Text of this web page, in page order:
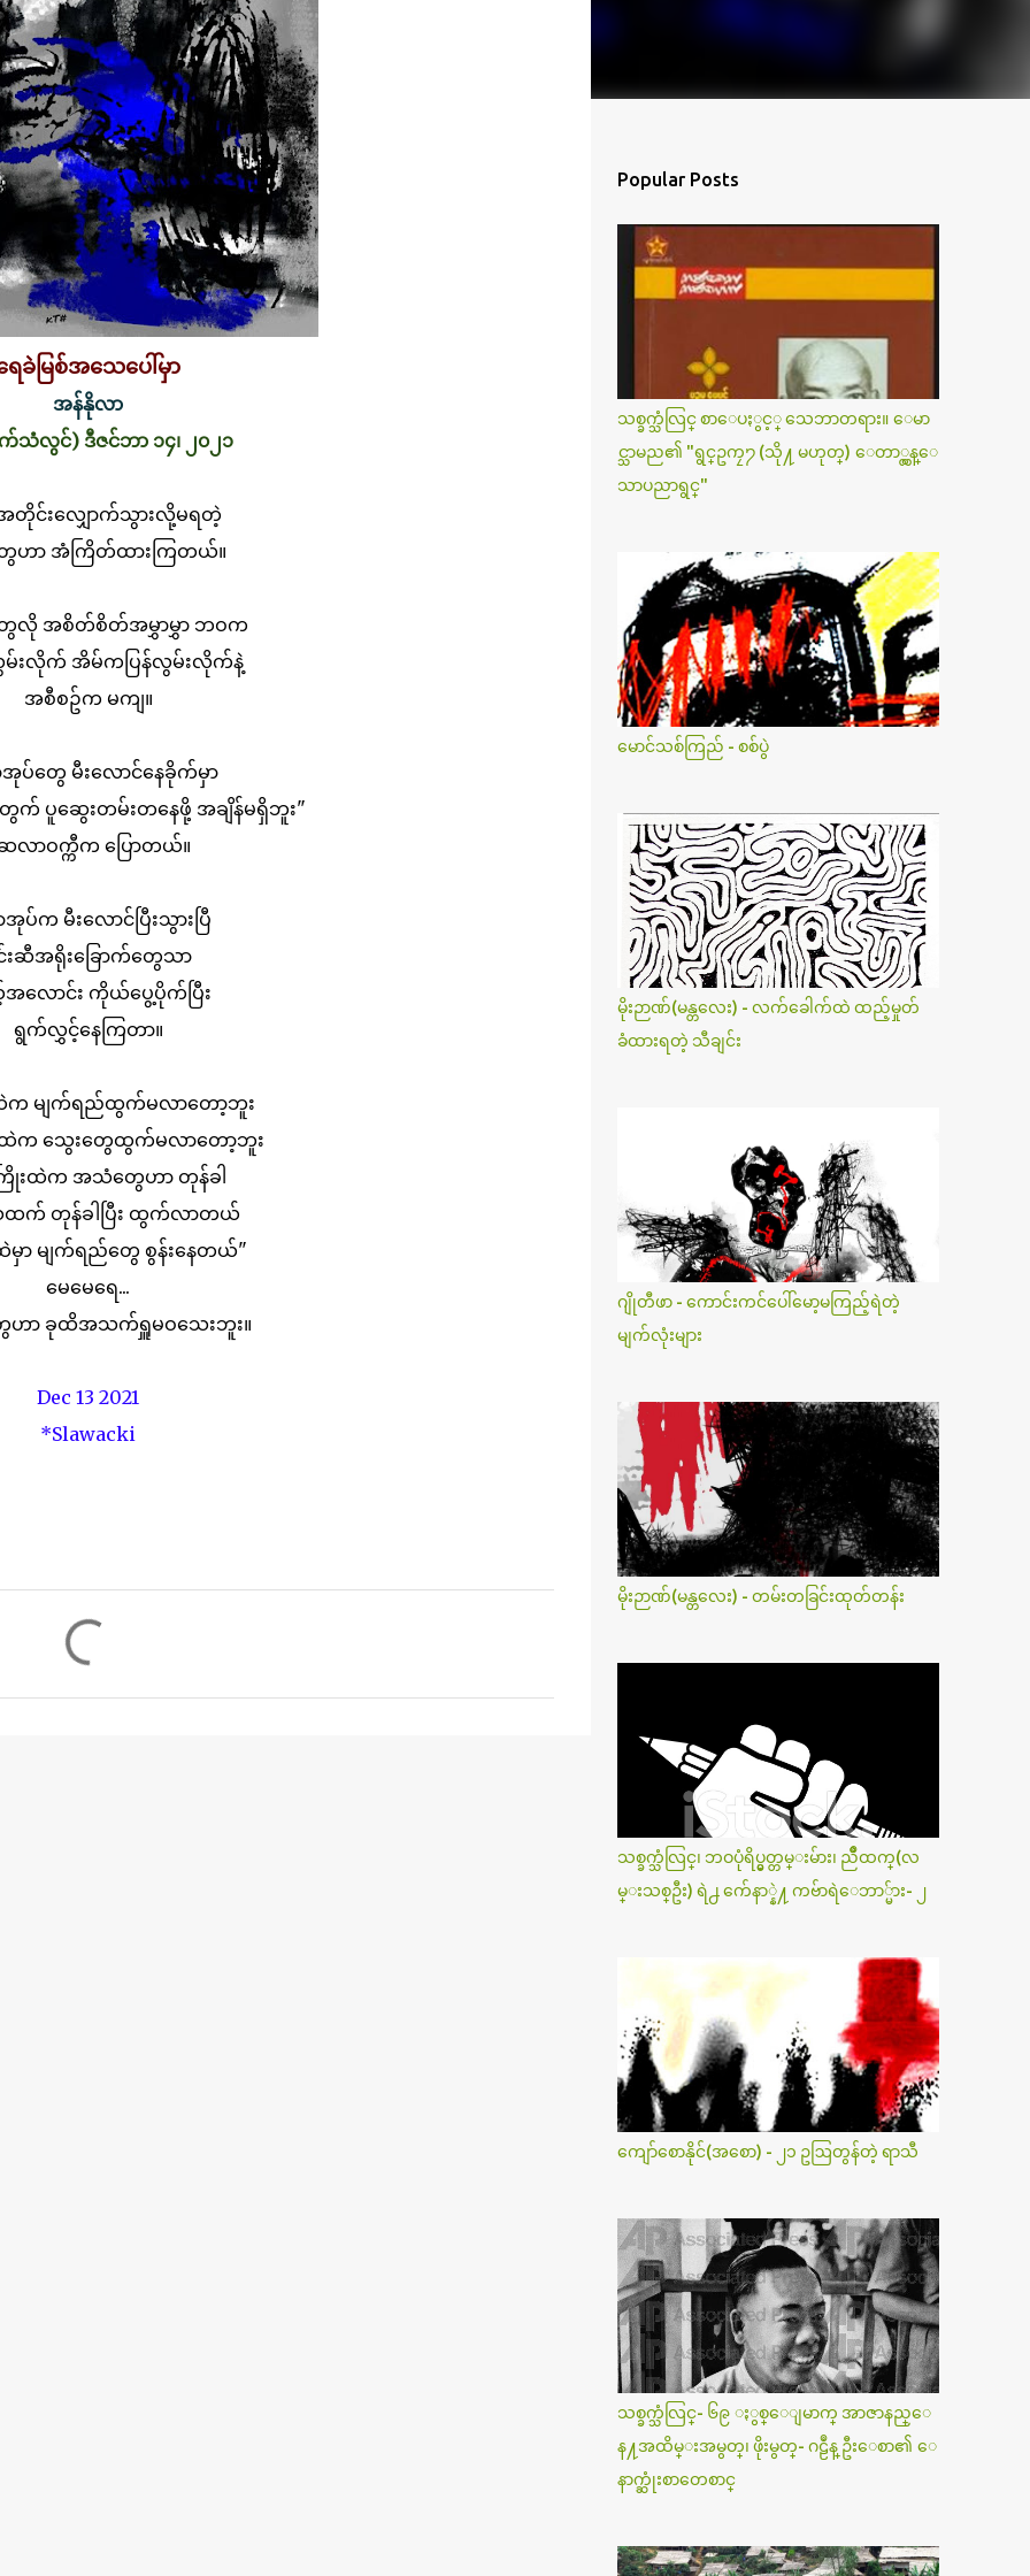
ေခဲမြစ်အသေပေါ်မှာ
အန်နိုလာ
သံလွင်) ဒီဇင်ဘာ ၁၄၊ ၂၀၂၁
တိုင်းလျှောက်သွားလို့မရတဲ့
ေဟာ အံကြိတ်ထားကြတယ်။
ေလို အစိတ်စိတ်အမွှာမွှာ ဘဝက
းလိုက် အိမ်ကပြန်လွမ်းလိုက်နဲ့
အစီစဥ်က မကျ။
ပ်တွေ မီးလောင်နေခိုက်မှာ
တွက် ပူဆွေးတမ်းတနေဖို့ အချိန်မရှိဘူး"
လာဝက္ကီက ပြောတယ်။
ပ်က မီးလောင်ပြီးသွားပြီ
းဆီအရိုးခြောက်တွေသာ
လောင်း ကိုယ်ပွေ့ပိုက်ပြီး
ရွက်လွှင့်နေကြတာ။
က မျက်ရည်ထွက်မလာတော့ဘူး
ထဲက သွေးတွေထွက်မလာတော့ဘူး
းထဲက အသံတွေဟာ တုန်ခါ
ထက် တုန်ခါပြီး ထွက်လာတယ်
ာ မျက်ရည်တွေ စွန်းနေတယ်"
မေမေရေ...
ေဟာ ခုထိအသက်ရှူမဝသေးဘူး။
Dec 13 2021
*Slawacki
Popular Posts
သစ္ခက္သံလြင္ စာေပႏွင့္ သေဘာတရား။ ေမာ
င္သာမည၏ "ရွင္ဥကၠ႒ (သို႔ မဟုတ္) ေတာ္လွန္ေ
သာပညာရွင္"
မောင်သစ်ကြည် - စစ်ပွဲ
မိုးဉာဏ်(မန္တလေး) - လက်ခေါက်ထဲ ထည့်မှုတ်
ခံထားရတဲ့ သီချင်း
ဂျိုတီဖာ - ကောင်းကင်ပေါ်မော့မကြည့်ရဲတဲ့
မျက်လုံးများ
မိုးဉာဏ်(မန္တလေး) - တမ်းတခြင်းထုတ်တန်း
သစ္ခက္သံလြင္၊ ဘဝပုံရိပ္မွတ္တမ္းမ်ား၊ ညိဳထက္(လ
မ္းသစ္ဦး) ရဲ႕ က်ေနာ္နဲ႔ ကဗ်ာရဲေဘာ္မ်ား- ၂
ကျော်စောနိုင်(အစော) - ၂၁ ဥဩတွန်တဲ့ ရာသီ
သစ္ခက္သံလြင္- ၆၉ ႏွစ္ေျမာက္ အာဇာနည္ေ
န႔အထိမ္းအမွတ္၊ ဖိုးမွတ္- ဂဠဳန္ ဦးေစာ၏ ေ
နာက္ဆုံးစာတေစာင္